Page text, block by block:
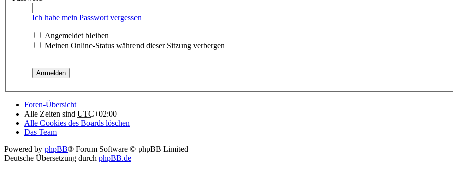
Ich habe mein Passwort vergessen
Angemeldet bleiben
Meinen Online-Status während dieser Sitzung verbergen
Foren-Übersicht
Alle Zeiten sind UTC+02:00
Alle Cookies des Boards löschen
Das Team
Powered by phpBB® Forum Software © phpBB Limited
Deutsche Übersetzung durch phpBB.de